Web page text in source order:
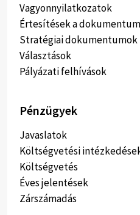
Vagyonnyilatkozatok
Értesítések a
Stratégiai dokumentumok
Választások
Pályázati felhívások
Pénzügyek
Javaslatok
Költségvetési
Költségvetés
Éves jelentések
Zárszámadás